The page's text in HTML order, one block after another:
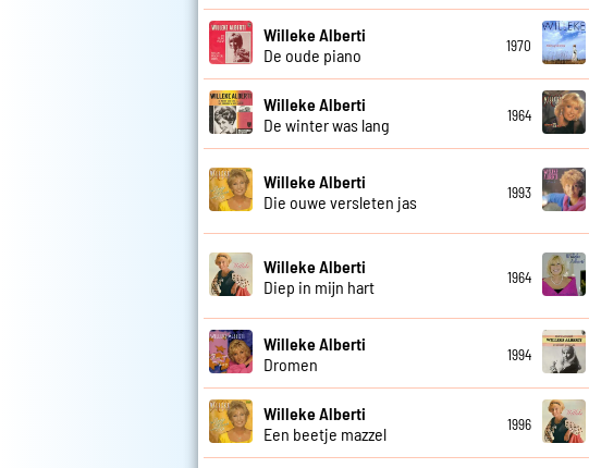
Willeke Alberti
De oude piano
1970
Willeke Alberti
De winter was lang
1964
Willeke Alberti
Die ouwe versleten jas
1993
Willeke Alberti
Diep in mijn hart
1964
Willeke Alberti
Dromen
1994
Willeke Alberti
Een beetje mazzel
1996